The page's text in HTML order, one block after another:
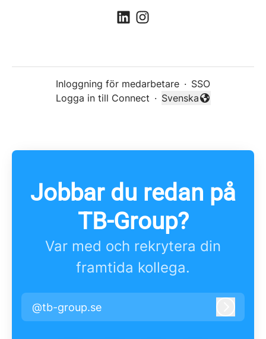
Inloggning för medarbetare · SSO
Logga in till Connect ·
Byt språk
Svenska
Jobbar du redan på
TB-Group?
Var med och rekrytera din
framtida kollega.
@tb-group.se